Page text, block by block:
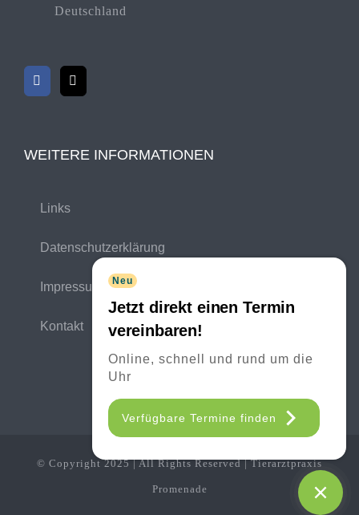
Neu
Jetzt direkt einen Termin
vereinbaren!
Online, schnell und rund um die
Uhr
Verfügbare Termine finden
Deutschland
WEITERE INFORMATIONEN
Links
Datenschutzerklärung
Impressum
Kontakt
© Copyright 2025 | All Rights Reserved | Tierarztpraxis
Promenade